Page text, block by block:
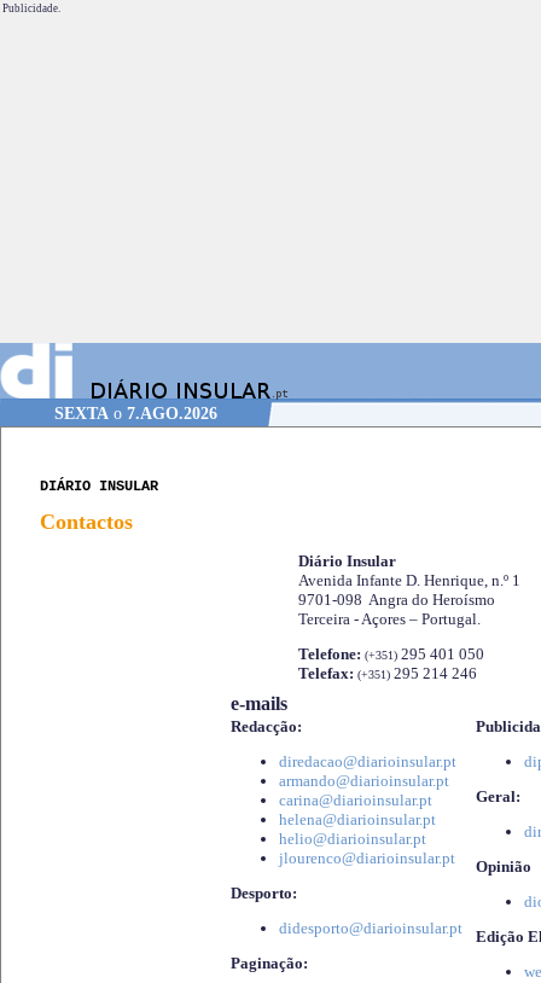
Publicidade.
SEXTA o 7.AGO.2026
DIÁRIO INSULAR
Contactos
Diário Insular
Avenida Infante D. Henrique, n.º 1
9701-098 Angra do Heroísmo
Terceira - Açores – Portugal.
Telefone: (+351) 295 401 050
Telefax: (+351) 295 214 246
e-mails
Redacção:
diredacao@diarioinsular.pt
armando@diarioinsular.pt
carina@diarioinsular.pt
helena@diarioinsular.pt
helio@diarioinsular.pt
jlourenco@diarioinsular.pt
Desporto:
didesporto@diarioinsular.pt
Paginação:
Geral:
Opinião
Edição